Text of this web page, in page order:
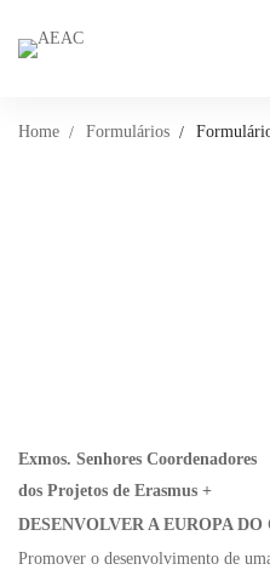
Home Formulários
Exmos. Senhores Coordenadores
dos Projetos de Erasmus +
DESENVOLVER A EUROPA
Promover o desenvolvimento de